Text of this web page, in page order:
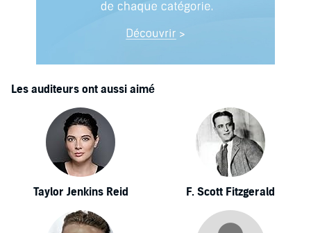
Les auditeurs ont aussi aimé
Taylor Jenkins Reid F. Scott Fitzgerald